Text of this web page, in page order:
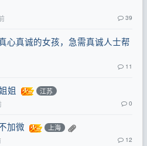
39
心真诚的女孩，急需真诚人士帮
11
姐 江苏
0
加微 上海
12